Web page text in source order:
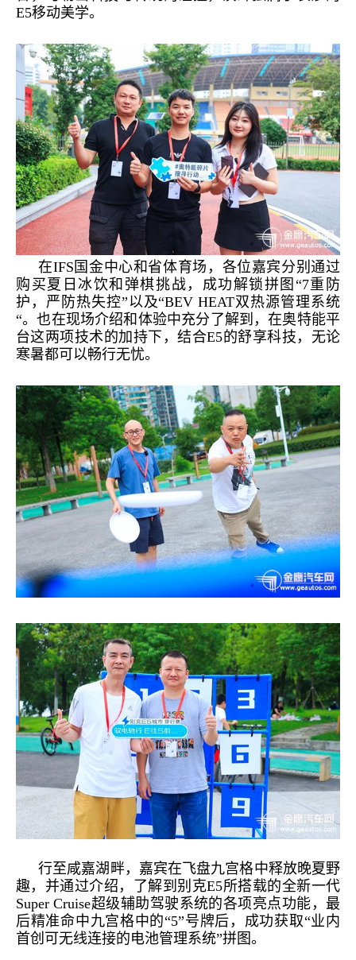
E5移动美学。
在IFS国金中心和省体育场，各位嘉宾分别通过
购买夏日冰饮和弹棋挑战，成功解锁拼图“7重防
护，严防热失控”以及“BEV HEAT双热源管理系统
“。也在现场介绍和体验中充分了解到，在奥特能平
台这两项技术的加持下，结合E5的舒享科技，无论
寒暑都可以畅行无忧。
行至咸嘉湖畔，嘉宾在飞盘九宫格中释放晚夏野
趣，并通过介绍，了解到别克E5所搭载的全新一代
Super Cruise超级辅助驾驶系统的各项亮点功能，最
后精准命中九宫格中的“5”号牌后，成功获取“业内
首创可无线连接的电池管理系统”拼图。